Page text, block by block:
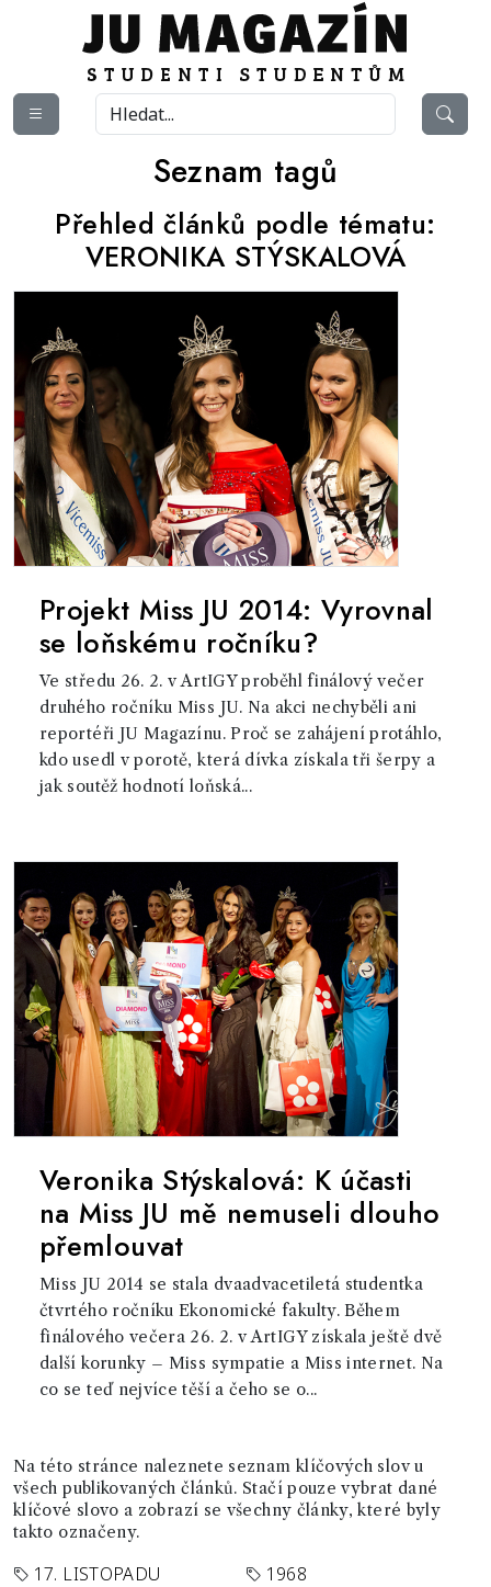
Seznam tagů
Přehled článků podle tématu:
VERONIKA STÝSKALOVÁ
Projekt Miss JU 2014: Vyrovnal
se loňskému ročníku?
Ve středu 26. 2. v ArtIGY proběhl finálový večer
druhého ročníku Miss JU. Na akci nechyběli ani
reportéři JU Magazínu. Proč se zahájení protáhlo,
kdo usedl v porotě, která dívka získala tři šerpy a
jak soutěž hodnotí loňská...
Veronika Stýskalová: K účasti
na Miss JU mě nemuseli dlouho
přemlouvat
Miss JU 2014 se stala dvaadvacetiletá studentka
čtvrtého ročníku Ekonomické fakulty. Během
finálového večera 26. 2. v ArtIGY získala ještě dvě
další korunky – Miss sympatie a Miss internet. Na
co se teď nejvíce těší a čeho se o...
Na této stránce naleznete seznam klíčových slov u
všech publikovaných článků. Stačí pouze vybrat dané
klíčové slovo a zobrazí se všechny články, které byly
takto označeny.
17. LISTOPADU
1968